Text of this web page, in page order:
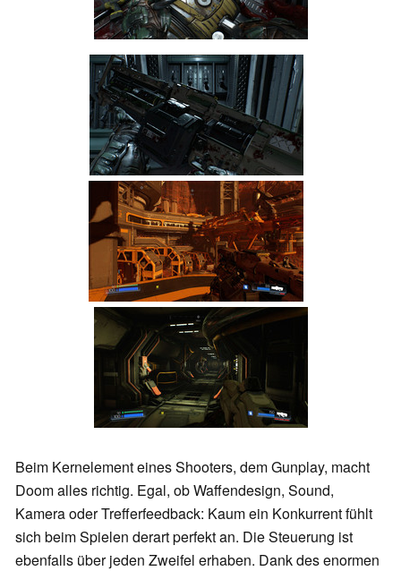
Beim Kernelement eines Shooters, dem Gunplay, macht
Doom alles richtig. Egal, ob Waffendesign, Sound,
Kamera oder Trefferfeedback: Kaum ein Konkurrent fühlt
sich beim Spielen derart perfekt an. Die Steuerung ist
ebenfalls über jeden Zweifel erhaben. Dank des enormen